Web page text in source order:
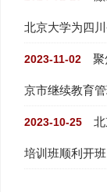
北京大学为四
2023-11-02
京市继续教育
2023-10-25
培训班顺利开班